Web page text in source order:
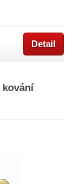
Detail
kování